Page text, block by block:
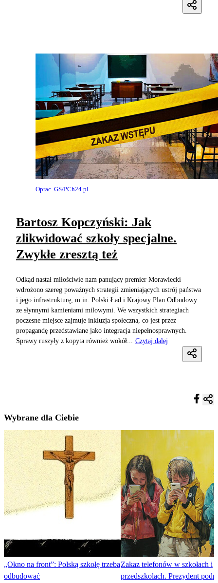
Oprac. GS/PCh24.pl
Bartosz Kopczyński: Jak
zlikwidować szkoły specjalne.
Zwykłe zresztą też
Odkąd nastał miłościwie nam panujący premier Morawiecki
wdrożono szereg poważnych strategii zmieniających ustrój państwa
i jego infrastrukturę, m.in. Polski Ład i Krajowy Plan Odbudowy
ze słynnymi kamieniami milowymi. We wszystkich strategiach
poczesne miejsce zajmuje inkluzja społeczna, co jest przez
propagandę przedstawiane jako integracja niepełnosprawnych.
Sprawy ruszyły z kopyta również wokół... Czytaj dalej
Wybrane dla Ciebie
„Okno na front”: Polską szkołę trzeba
odbudować
Zakaz telefonów w szkołach i
przedszkolach. Prezydent